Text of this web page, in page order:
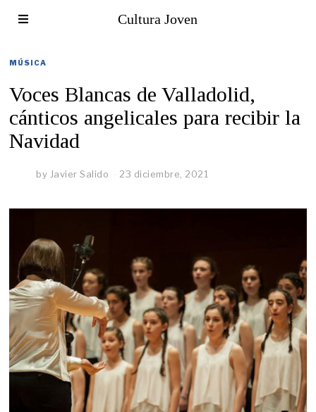
Cultura Joven
MÚSICA
Voces Blancas de Valladolid,
cánticos angelicales para recibir la
Navidad
by Javier Salido 23 diciembre, 2021